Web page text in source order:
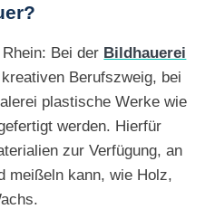
Bei der Bildhauerei
Berufszweig, bei
plastische Werke wie
werden. Hierfür
zur Verfügung, an
meißeln kann, wie Holz,